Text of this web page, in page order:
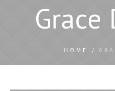
Grace
HOME /